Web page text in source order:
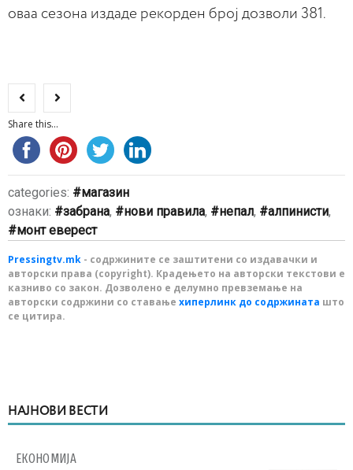
оваа сезона издаде рекорден број дозволи 381.
Share this...
categories:
магазин
ознаки:
забрана, нови правила, непал, алпинисти,
монт еверест
Pressingtv.mk - содржините се заштитени со издавачки и
авторски права (copyright). Крадењето на авторски текстови е
казниво со закон. Дозволено е делумно превземање на
авторски содржини со ставање хиперлинк до содржината што
се цитира.
НАЈНОВИ ВЕСТИ
ЕКОНОМИЈА